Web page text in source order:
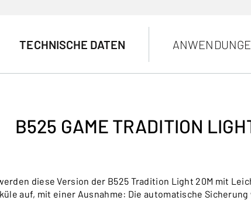
TECHNISCHE DATEN
B525 GAME TRADITION
diese Version der B525 Tradition Light 20M mit
auf, mit einer Ausnahme: Die automatische